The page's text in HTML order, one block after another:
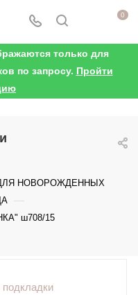
0
только для
по запросу. Пройти
НОВОРОЖДЕННЫХ
—
ш708/15